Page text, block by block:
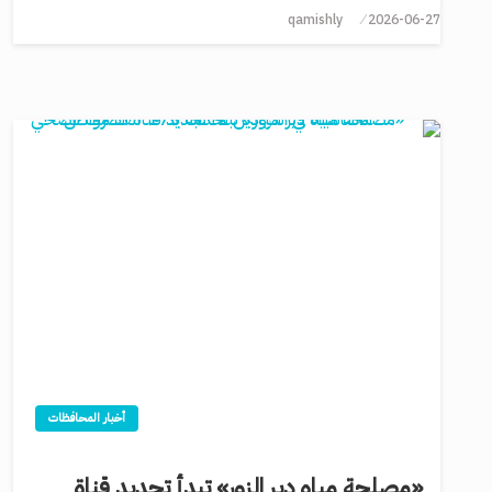
2026-06-27
qamishly
أخبار المحافظات